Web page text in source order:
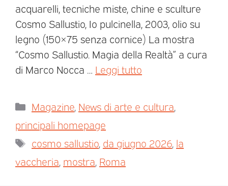
acquarelli, tecniche miste, chine e sculture
Cosmo Sallustio, Io pulcinella, 2003, olio su
legno (150×75 senza cornice) La mostra
“Cosmo Sallustio. Magia della Realtà” a cura
di Marco Nocca … Leggi tutto
Magazine News di arte e cultura
principali homepage
cosmo sallustio da giugno 2026 la
vaccheria mostra Roma